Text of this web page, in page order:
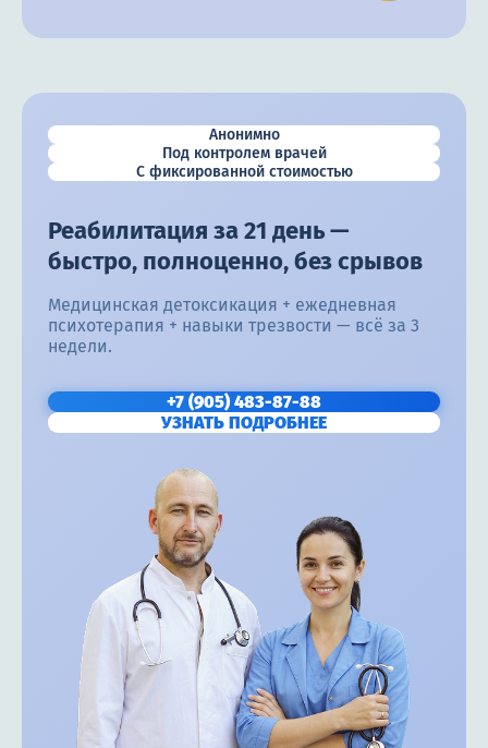
Анонимно
Под контролем врачей
С фиксированной стоимостью
Реабилитация за 21 день —
быстро, полноценно, без срывов
Медицинская детоксикация + ежедневная
психотерапия + навыки трезвости — всё за 3
недели.
+7 (905) 483-87-88
УЗНАТЬ ПОДРОБНЕЕ